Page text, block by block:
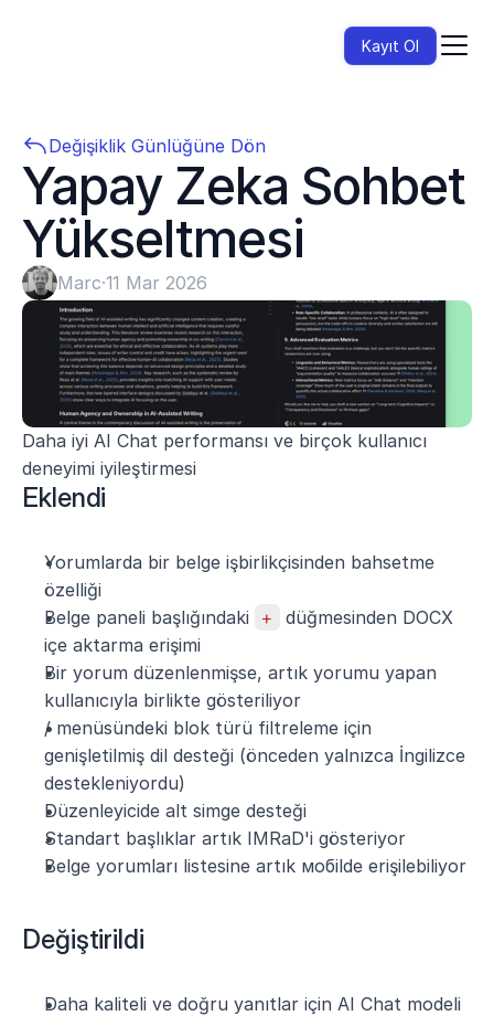
Değişiklik Günlüğüne Dön
Yapay Zeka Sohbet
Yükseltmesi
Marc·11 Mar 2026
Daha iyi AI Chat performansı ve birçok kullanıcı
deneyimi iyileştirmesi
Eklendi
Yorumlarda bir belge işbirlikçisinden bahsetme
özelliği
Belge paneli başlığındaki
+
düğmesinden DOCX
içe aktarma erişimi
Bir yorum düzenlenmişse, artık yorumu yapan
kullanıcıyla birlikte gösteriliyor
/ menüsündeki blok türü filtreleme için
genişletilmiş dil desteği (önceden yalnızca İngilizce
destekleniyordu)
Düzenleyicide alt simge desteği
Standart başlıklar artık IMRaD'i gösteriyor
Belge yorumları listesine artık мобilde erişilebiliyor
Değiştirildi
Daha kaliteli ve doğru yanıtlar için AI Chat modeli
Kayıt Ol